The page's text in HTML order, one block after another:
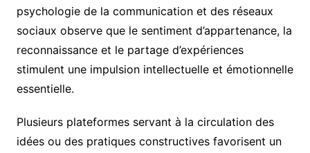
psychologie de la communication et des réseaux
sociaux observe que le sentiment d’appartenance, la
reconnaissance et le partage d’expériences
stimulent une impulsion intellectuelle et émotionnelle
essentielle.
Plusieurs plateformes servant à la circulation des
idées ou des pratiques constructives favorisent un